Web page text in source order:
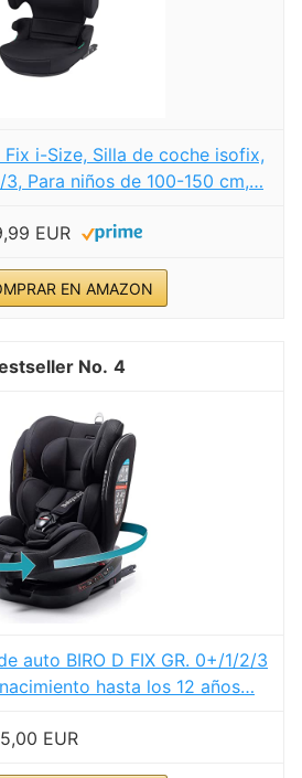
i-Size, Silla de coche isofix,
Para niños de 100-150 cm,…
EUR
EN AMAZON
4
auto BIRO D FIX GR. 0+/1/2/3
hasta los 12 años…
EUR